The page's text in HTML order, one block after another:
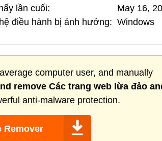
lần cuối:
May 16,
điều hành bị ảnh hưởng: Windows
computer user, and manually
remove Các trang web lừa đảo
anti-malware protection.
Remover